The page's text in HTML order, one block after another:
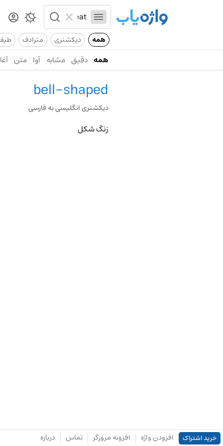
همه دیکشنری مترادف
همه دقیق مشابه آوا متن
bell-shaped
دیکشنری انگلیسی به فارسی
زنگ شکل
خرید اشتراک افزودن واژه افزونه مرورگر تماس درباره